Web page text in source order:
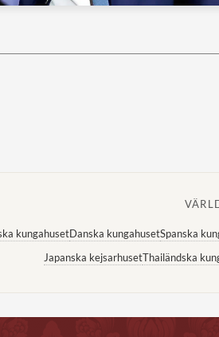
kungahusetDanska kungahusetSpanska
Japanska kejsarhusetThailändska